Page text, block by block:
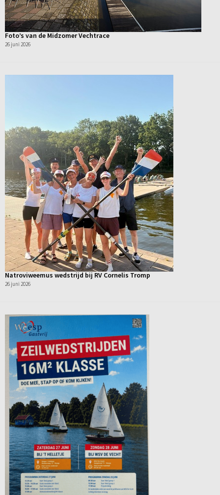
Foto’s van de Midzomer Vechtrace
26 juni 2026
Natroviweemus wedstrijd bij RV Cornelis Tromp
26 juni 2026